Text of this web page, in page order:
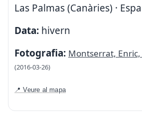
Las Palmas (Canàries) ·
Data: hivern
Fotografia: Montserrat,
(2016-03-26)
📍 Veure al mapa